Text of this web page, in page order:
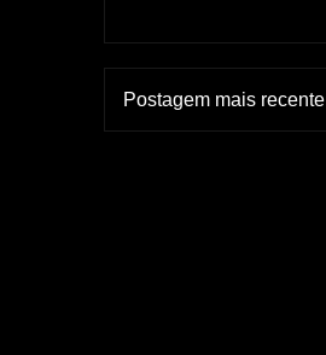
Postagem mais recente